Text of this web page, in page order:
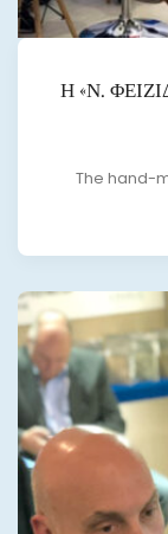
Η «Ν.
The hand-